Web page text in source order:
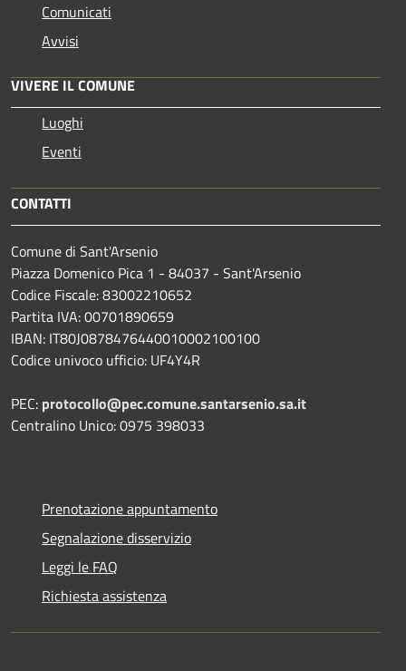
Comunicati
Avvisi
VIVERE IL COMUNE
Luoghi
Eventi
CONTATTI
Comune di Sant'Arsenio
Piazza Domenico Pica 1 - 84037 - Sant'Arsenio
Codice Fiscale: 83002210652
Partita IVA: 00701890659
IBAN: IT80J0878476440010002100100
Codice univoco ufficio: UF4Y4R
PEC: protocollo@pec.comune.santarsenio.sa.it
Centralino Unico: 0975 398033
Prenotazione appuntamento
Segnalazione disservizio
Leggi le FAQ
Richiesta assistenza